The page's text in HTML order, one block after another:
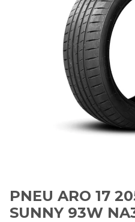
PNEU ARO 17
SUNNY 93W